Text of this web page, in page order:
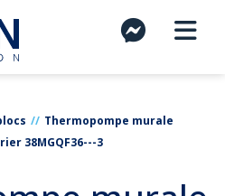
Thermopompe murale
38MGQF36---3